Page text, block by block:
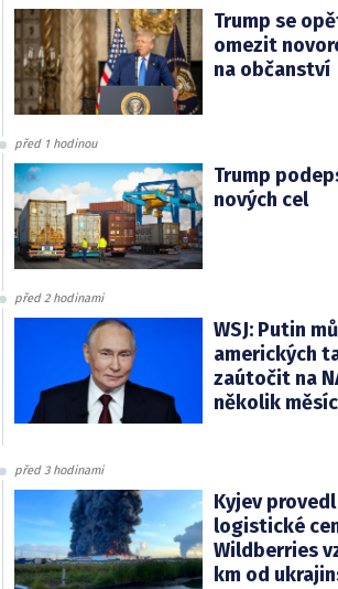
Trump se
omezit
na občanství
před 1 hodinou
Trump
nových cel
před 2 hodinami
WSJ: Putin
amerických
zaútočit na
několik
před 3 hodinami
Kyjev
logistické
Wildberries
km od